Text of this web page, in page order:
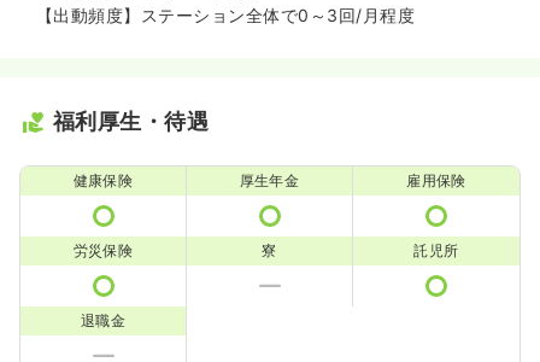
【出動頻度】ステーション全体で0～3回/月程度
福利厚生・待遇
健康保険 厚生年金 雇用保険
労災保険 寮 託児所
退職金